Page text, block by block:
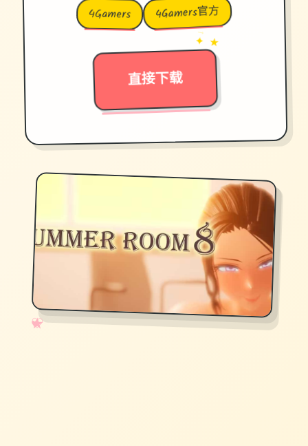
4Gamers 4Gamers官方
直接下载
→
✦ ★
✧
♡
★
♥